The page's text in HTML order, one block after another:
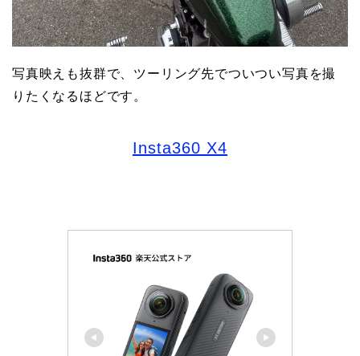
写真映えも抜群で、ツーリング先でついつい写真を撮
りたくなるほどです。
Insta360 X4